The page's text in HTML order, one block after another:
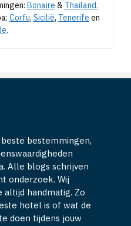
Corfu,Sicilië,Tenerifeen
.
Alle blogs schrijven
onderzoek. Wij
handmatig. Zo
hotel is of wat de
doen tijdens jouw
boek je direct